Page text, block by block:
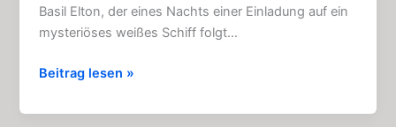
Basil Elton, der eines Nachts einer Einladung auf ein
mysteriöses weißes Schiff folgt…
Das
Schiff:
Beitrag lesen »